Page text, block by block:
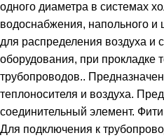
одного диаметра в системах
водоснабжения, напольного и
для распределения воздуха и
оборудования, при прокладке
трубопроводов..
теплоносителя и воздуха.
соединительный элемент.
Для подключения к